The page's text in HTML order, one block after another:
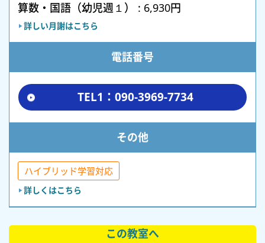
算数・国語（幼児週１） : 6,930円
詳しい月謝はこちら
電話番号
TEL1：090-3969-7734
その他
ハイブリッド学習対応
詳しくはこちら
この教室へ